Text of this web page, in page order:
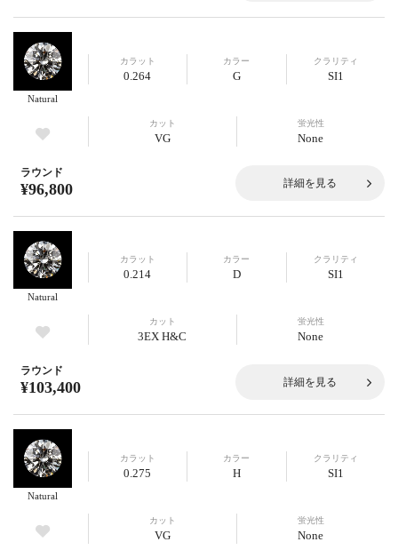
Natural
カラット
0.264
カラー
G
クラリティ
SI1
カット
VG
蛍光性
None
ラウンド
¥96,800 詳細を見る
Natural
カラット
0.214
カラー
D
クラリティ
SI1
カット
3EX H&C
蛍光性
None
ラウンド
¥103,400 詳細を見る
Natural
カラット
0.275
カラー
H
クラリティ
SI1
カット
VG
蛍光性
None